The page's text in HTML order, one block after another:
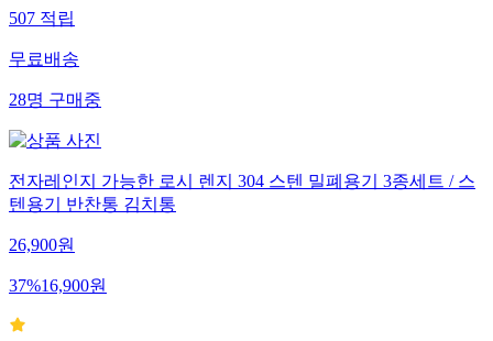
507적립
무료배송
28명구매중
전자레인지 가능한 로시 렌지 304 스텐 밀폐용기 3종세트 / 스
텐용기 반찬통 김치통
26,900원
37%16,900원